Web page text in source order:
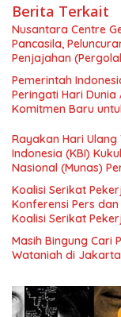
Berita Terkait
Nusantara Centre
Pancasila,
Penjajahan
Simposium
Nasional dan
Menuju Indonesia
Pemerintah
Peringati Hari
Komitmen Baru
Rayakan Hari Ulang
Indonesia (KBI)
Nasional (Munas)
Pengembangan
Indonesia dan
Koalisi Serikat
Konferensi Pers
Koalisi Serikat
Ketenagakerjaan
Masih Bingung Cari
Wataniah di